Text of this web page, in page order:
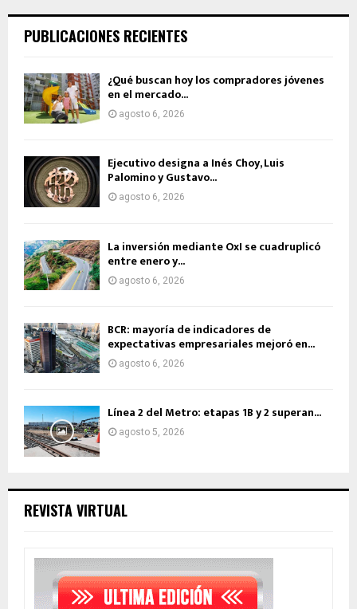
PUBLICACIONES RECIENTES
¿Qué buscan hoy los compradores jóvenes
en el mercado...
agosto 6, 2026
Ejecutivo designa a Inés Choy, Luis
Palomino y Gustavo...
agosto 6, 2026
La inversión mediante OxI se cuadruplicó
entre enero y...
agosto 6, 2026
BCR: mayoría de indicadores de
expectativas empresariales mejoró en...
agosto 6, 2026
Línea 2 del Metro: etapas 1B y 2 superan...
agosto 5, 2026
REVISTA VIRTUAL